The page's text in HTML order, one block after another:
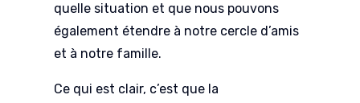
quelle situation et que nous pouvons
également étendre à notre cercle d’amis
et à notre famille.
Ce qui est clair, c’est que la